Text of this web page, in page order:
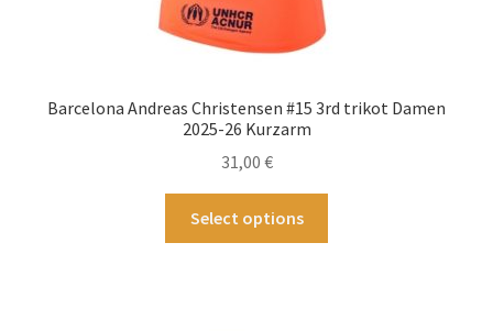
Barcelona Andreas Christensen #15 3rd trikot Damen
2025-26 Kurzarm
31,00 €
Select options